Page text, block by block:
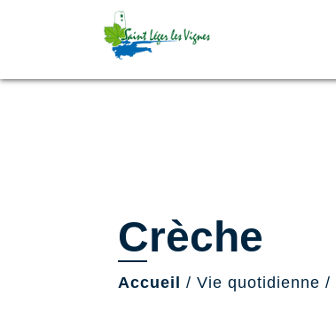
Crèche
Accueil / Vie quotidienne /